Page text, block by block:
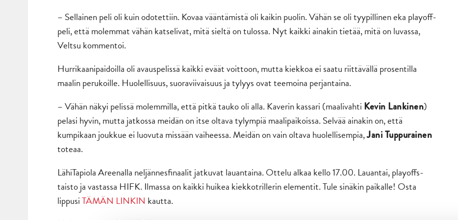
– Sellainen peli oli kuin odotettiin. Kovaa vääntämistä oli kaikin puolin. Vähän se oli tyypillinen eka playoff-
peli, että molemmat vähän katselivat, mitä sieltä on tulossa. Nyt kaikki ainakin tietää, mitä on luvassa,
Veltsu kommentoi.
Hurrikaanipaidoilla oli avauspelissä kaikki eväät voittoon, mutta kiekkoa ei saatu riittävällä prosentilla
maalin perukoille. Huolellisuus, suoraviivaisuus ja tylyys ovat teemoina perjantaina.
– Vähän näkyi pelissä molemmilla, että pitkä tauko oli alla. Kaverin kassari (maalivahti Kevin Lankinen)
pelasi hyvin, mutta jatkossa meidän on itse oltava tylympiä maalipaikoissa. Selvää ainakin on, että
kumpikaan joukkue ei luovuta missään vaiheessa. Meidän on vain oltava huolellisempia,Jani Tuppurainen
toteaa.
LähiTapiola Areenalla neljännesfinaalit jatkuvat lauantaina. Ottelu alkaa kello 17.00. Lauantai, playoffs-
taisto ja vastassa HIFK. Ilmassa on kaikki huikea kiekkotrillerin elementit. Tule sinäkin paikalle! Osta
lippusiTÄMÄN LINKIN kautta.